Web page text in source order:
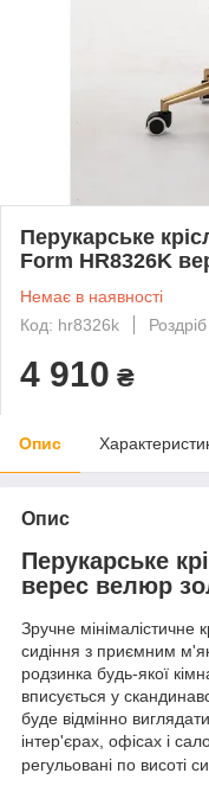
Перукарське
Form HR8326K
Немає в наявності
Код: hr8326k
Роздріб
4 910 ₴
Опис
Опис
Перукарське
верес велюр
Зручне мінімалістичне
сидіння з приємним
родзинка будь-якої
вписується у
буде відмінно
інтер'єрах, офісах і
регульовані по висоті